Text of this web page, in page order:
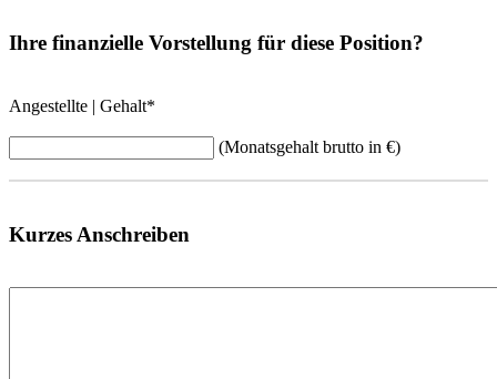
Ihre finanzielle Vorstellung für diese Position?
Angestellte | Gehalt*
(Monatsgehalt brutto in €)
Kurzes Anschreiben